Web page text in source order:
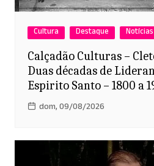
Cultura Destaque Notícias
Calçadão Culturas –
Duas décadas de
Espirito Santo – 1800 a
dom, 09/08/2026